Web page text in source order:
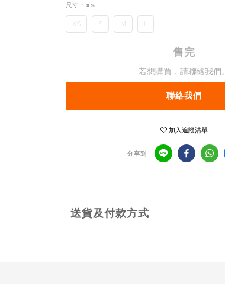
尺寸 : XS
XS M
售完
若想購買，請聯絡我們。
聯絡我們
加入追蹤清單
分享到
送貨及付款方式